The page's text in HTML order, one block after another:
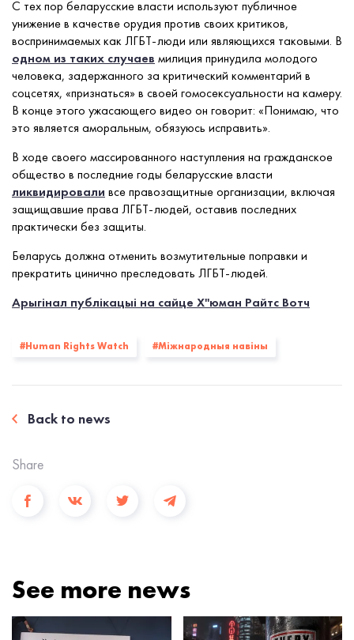
С тех пор беларусские власти используют публичное
унижение в качестве орудия против своих критиков,
воспринимаемых как ЛГБТ-люди или являющихся таковыми. В
одном из таких случаев милиция принудила молодого
человека, задержанного за критический комментарий в
соцсетях, «признаться» в своей гомосексуальности на камеру.
В конце этого ужасающего видео он говорит: «Понимаю, что
это является аморальным, обязуюсь исправить».
В ходе своего массированного наступления на гражданское
общество в последние годы беларусские власти
ликвидировали все правозащитные организации, включая
защищавшие права ЛГБТ-людей, оставив последних
практически без защиты.
Беларусь должна отменить возмутительные поправки и
прекратить цинично преследовать ЛГБТ-людей.
Арыгінал публікацыі на сайце Х''юман Райтс Вотч
#Human Rights Watch #Міжнародныя навіны
Back to news
Share
See more news